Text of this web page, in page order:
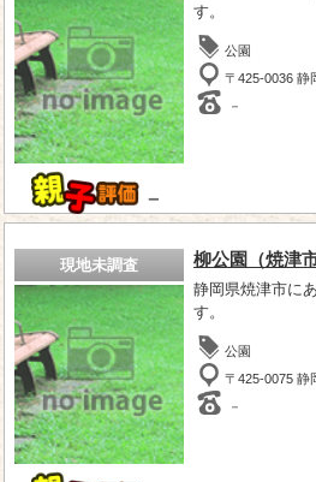
－
す。
公園
〒425-0036 静
－
現地未調査 柳公園（焼津市
静岡県焼津市に
す。
公園
〒425-0075 静
－